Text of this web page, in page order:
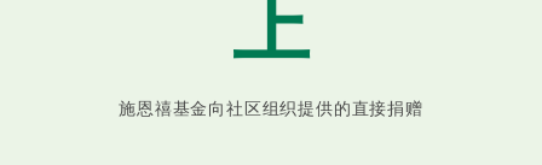
上
施恩禧基金向社区组织提供的直接捐赠